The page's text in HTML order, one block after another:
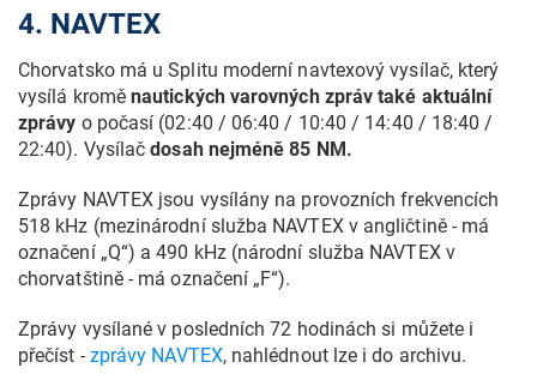
4. NAVTEX
Chorvatsko má u Splitu moderní navtexový vysílač, který
vysílá kroměnautických varovných zpráv také aktuální
zprávy o počasí (02:40 / 06:40 / 10:40 / 14:40 / 18:40 /
22:40). Vysílačdosah nejméně 85 NM.
Zprávy NAVTEX jsou vysílány na provozních frekvencích
518 kHz (mezinárodní služba NAVTEX v angličtině - má
označení „Q“) a 490 kHz (národní služba NAVTEX v
chorvatštině - má označení „F“).
Zprávy vysílané v posledních 72 hodinách si můžete i
přečíst - zprávy NAVTEX, nahlédnout lze i do archivu.